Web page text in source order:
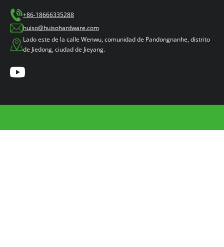
+86-18666335288
huiso@huisohardware.com
Lado este de la calle Wenwu, comunidad de Pandongnanhe, distrito
de Jiedong, ciudad de Jieyang.